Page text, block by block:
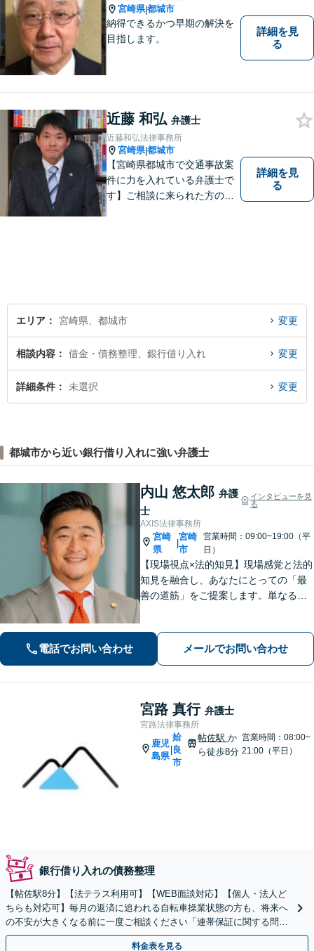
宮崎県|都城市
納得できるかつ早期の解決を
目指します。
詳細を見
る
近藤 和弘 弁護士
近藤和弘法律事務所
宮崎県|都城市
【宮崎県都城市で交通事故案
件に力を入れている弁護士で
す】ご相談に来られた方の話
ださい。
詳細を見
る
エリア 宮崎県、都城市 変更
相談内容 借金・債務整理、銀行借り入れ 変更
詳細条件 未選択 変更
都城市から近い銀行借り入れに強い弁護士
内山 悠太郎 弁護
士
インタビューを見
る
AXIS法律事務所
宮崎
県
|
宮崎
市
営業時間：09:00~19:00（平
日）
【現場視点×法的知見】現場感覚と法的
知見を融合し、あなたにとっての「最
善の道筋」をご提案します。単なるリ
に、確かな指針を。お気軽にご相談く
電話でお問い合わせ メールでお問い合わせ
宮路 真行 弁護士
宮路法律事務所
鹿児
島県
姶
良
市
帖佐駅か
ら徒歩8分
営業時間：08:00~
21:00（平日）
銀行借り入れの債務整理
【帖佐駅8分】【法テラス利用可】【WEB面談対応】【個人・法人ど
ちらも対応可】毎月の返済に追われる自転車操業状態の方も、将来へ
の不安が大きくなる前に一度ご相談ください「連帯保証に関する問題
も状況に応じ適切に対応」【休日・夜間相談可】
料金表を見る